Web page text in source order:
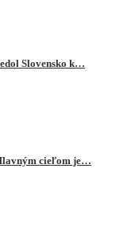
Slovensko k…
cieľom je…